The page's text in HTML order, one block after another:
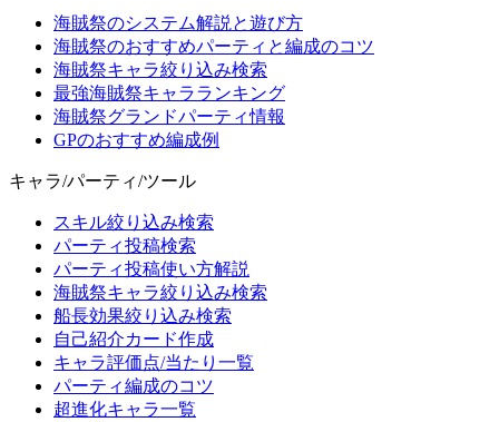
海賊祭のシステム解説と遊び方
海賊祭のおすすめパーティと編成のコツ
海賊祭キャラ絞り込み検索
最強海賊祭キャラランキング
海賊祭グランドパーティ情報
GPのおすすめ編成例
キャラ/パーティ/ツール
スキル絞り込み検索
パーティ投稿検索
パーティ投稿使い方解説
海賊祭キャラ絞り込み検索
船長効果絞り込み検索
自己紹介カード作成
キャラ評価点/当たり一覧
パーティ編成のコツ
超進化キャラ一覧